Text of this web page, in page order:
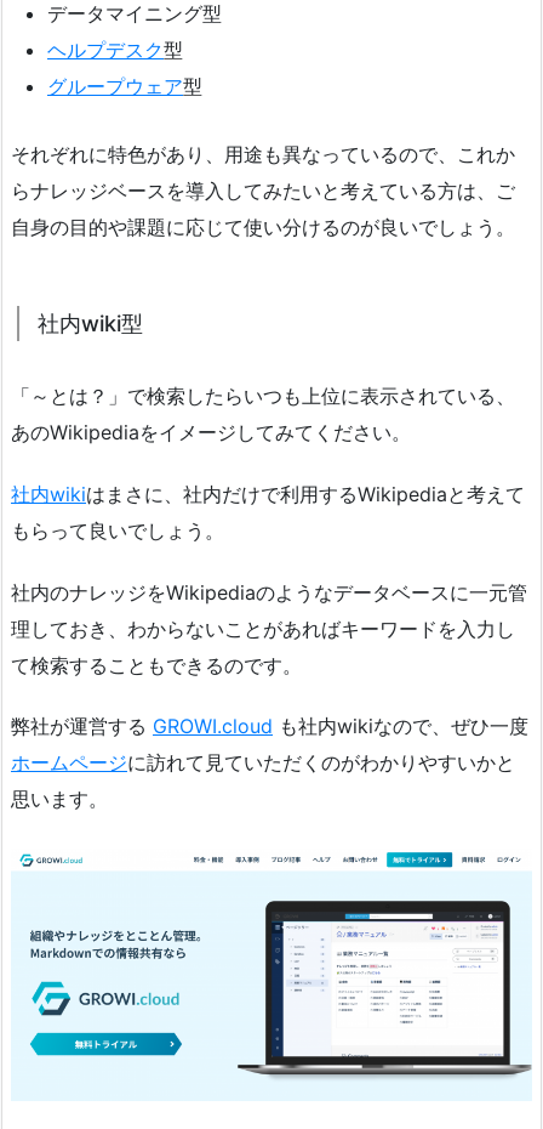
データマイニング型
ヘルプデスク型
グループウェア型
それぞれに特色があり、用途も異なっているので、これか
らナレッジベースを導入してみたいと考えている方は、ご
自身の目的や課題に応じて使い分けるのが良いでしょう。
社内wiki型
「～とは？」で検索したらいつも上位に表示されている、
あのWikipediaをイメージしてみてください。
社内wikiはまさに、社内だけで利用するWikipediaと考えて
もらって良いでしょう。
社内のナレッジをWikipediaのようなデータベースに一元管
理しておき、わからないことがあればキーワードを入力し
て検索することもできるのです。
弊社が運営する GROWI.cloud も社内wikiなので、ぜひ一度
ホームページに訪れて見ていただくのがわかりやすいかと
思います。